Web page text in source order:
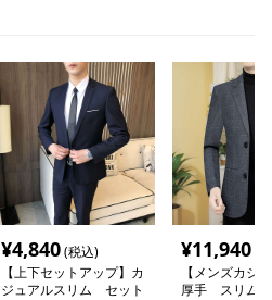
¥4,840(税込)
【上下セットアップ】カ
ジュアルスリム セット
¥11,940
【メンズカジ
厚手 スリム